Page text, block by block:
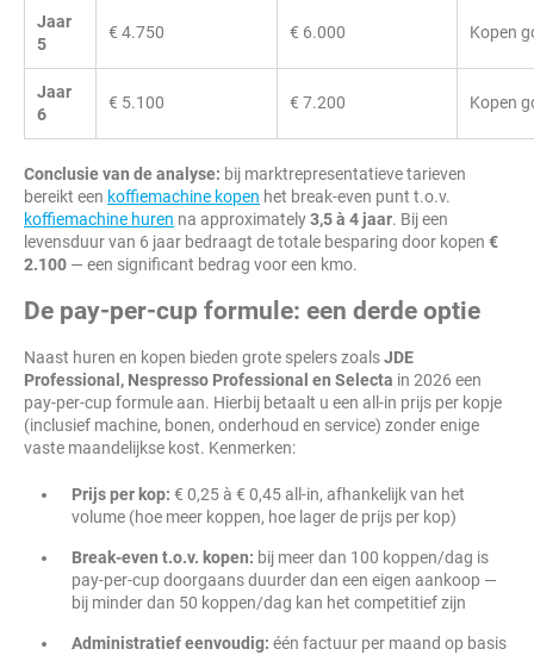
Jaar
5
€ 4.750 € 6.000 Kopen
Jaar
6
€ 5.100 € 7.200 Kopen
Conclusie van de analyse: bij marktrepresentatieve tarieven
bereikt een koffiemachine kopen het break-even punt t.o.v.
koffiemachine huren na approximately3,5 à 4 jaar. Bij een
levensduur van 6 jaar bedraagt de totale besparing door kopen €
2.100 — een significant bedrag voor een kmo.
De pay-per-cup formule: een derde optie
Naast huren en kopen bieden grote spelers zoalsJDE
Professional, Nespresso Professional en Selecta in 2026 een
pay-per-cup formule aan. Hierbij betaalt u een all-in prijs per kopje
(inclusief machine, bonen, onderhoud en service) zonder enige
vaste maandelijkse kost. Kenmerken:
Prijs per kop: € 0,25 à € 0,45 all-in, afhankelijk van het
volume (hoe meer koppen, hoe lager de prijs per kop)
Break-even t.o.v. kopen: bij meer dan 100 koppen/dag is
pay-per-cup doorgaans duurder dan een eigen aankoop —
bij minder dan 50 koppen/dag kan het competitief zijn
Administratief eenvoudig: één factuur per maand op basis